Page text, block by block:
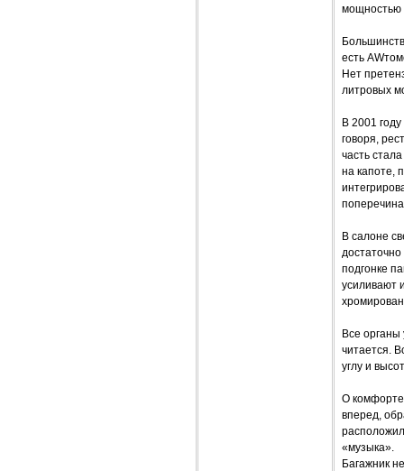
мощностью
есть
Нет
литровых
В 2001
говоря,
часть
на капоте,
В салоне
подгонке
усиливают
Все
читается.
углу и
О комфорте
вперед,
«музыка».
Багажник